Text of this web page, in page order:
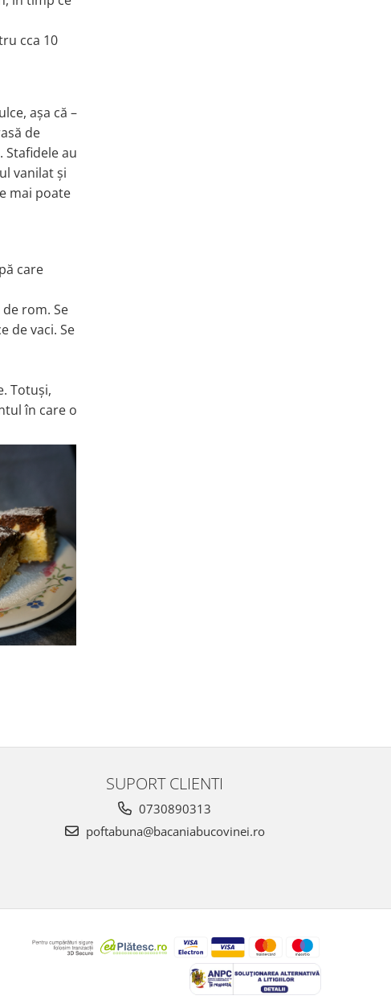
cca 10
așa că –
de
Stafidele au
vanilat și
mai poate
care
rom. Se
de vaci. Se
Totuși,
în care o
SUPORT CLIENTI
0730890313
poftabuna@bacaniabucovinei.ro